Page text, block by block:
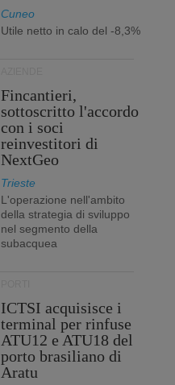
Cuneo
Utile netto in calo del -8,3%
Fincantieri,
sottoscritto l'accordo
con i soci
reinvestitori di
NextGeo
Trieste
L'operazione nell'ambito
della strategia di sviluppo
nel segmento della
subacquea
ICTSI acquisisce i
terminal per rinfuse
ATU12 e ATU18 del
porto brasiliano di
Aratu